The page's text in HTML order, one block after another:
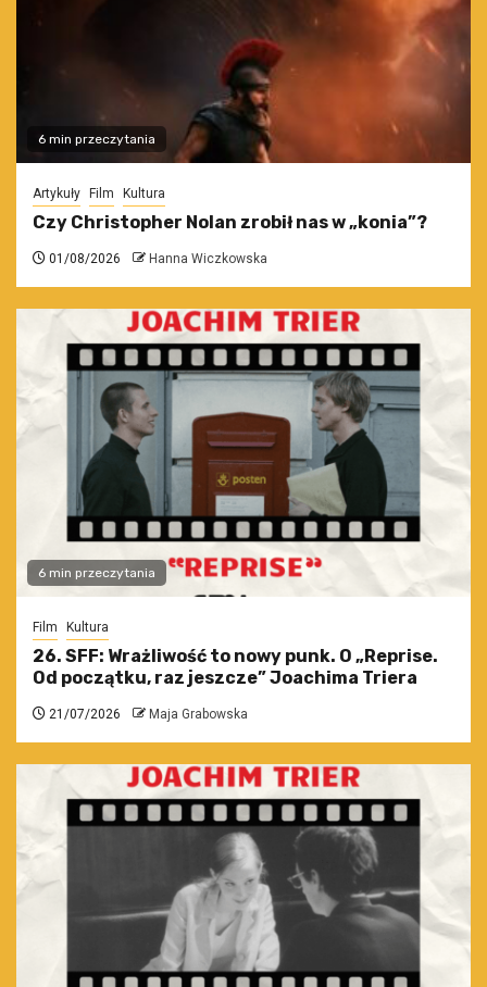
6 min przeczytania
Artykuły Film Kultura
Czy Christopher Nolan zrobił nas w „konia”?
01/08/2026 Hanna Wiczkowska
6 min przeczytania
Film Kultura
26. SFF: Wrażliwość to nowy punk. O „Reprise.
Od początku, raz jeszcze” Joachima Triera
21/07/2026 Maja Grabowska